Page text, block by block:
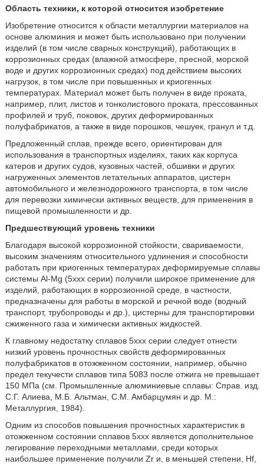
Область техники, к которой относится изобретение
Изобретение относится к области металлургии материалов на
основе алюминия и может быть использовано при получении
изделий (в том числе сварных конструкций), работающих в
коррозионных средах (влажной атмосфере, пресной, морской
воде и других коррозионных средах) под действием высоких
нагрузок, в том числе при повышенных и криогенных
температурах. Материал может быть получен в виде проката,
например, плит, листов и тонколистового проката, прессованных
профилей и труб, поковок, других деформированных
полуфабрикатов, а также в виде порошков, чешуек, гранул и т.д.
Предложенный сплав, прежде всего, ориентирован для
использования в транспортных изделиях, таких как корпуса
катеров и других судов, кузовных частей, обшивки и других
нагруженных элементов летательных аппаратов, цистерн
автомобильного и железнодорожного транспорта, в том числе
для перевозки химически активных веществ, для применения в
пищевой промышленности и др.
Предшествующий уровень техники
Благодаря высокой коррозионной стойкости, свариваемости,
высоким значениям относительного удлинения и способности
работать при криогенных температурах деформируемые сплавы
системы Al-Mg (5xxx серии) получили широкое применение для
изделий, работающих в коррозионной среде, в частности,
предназначены для работы в морской и речной воде (водный
транспорт, трубопроводы и др.), цистерны для транспортировки
сжиженного газа и химически активных жидкостей.
К главному недостатку сплавов 5ххх серии следует отнести
низкий уровень прочностных свойств деформированных
полуфабрикатов в отожженном состоянии, например, обычно
предел текучести сплавов типа 5083 после отжига не превышает
150 МПа (см. Промышленные алюминиевые сплавы: Справ. изд.
С.Г. Алиева, М.Б. Альтман, С.М. Амбарцумян и др. М.:
Металлургия, 1984).
Одним из способов повышения прочностных характеристик в
отожженном состоянии сплавов 5ххх является дополнительное
легирование переходными металлами, среди которых
наибольшее применение получили Zr и, в меньшей степени, Hf,